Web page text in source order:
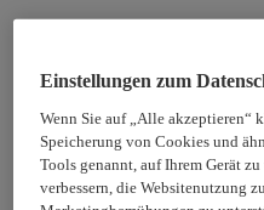
Einstellungen zum
Wenn Sie auf „Alle akzeptieren“
Speicherung von Cookies und
Tools genannt, auf Ihrem Gerät
verbessern, die Websitenutzung